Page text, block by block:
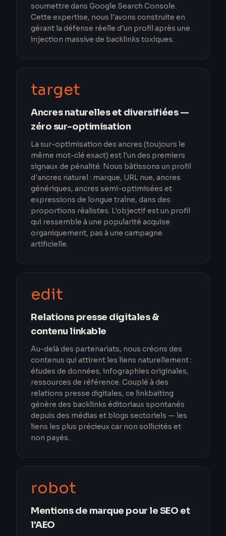
soumettre dans Google Search Console.
Cette expertise, nous l'avons construite en
gérant la défense réelle d'un profil après une
injection massive de backlinks toxiques.
target
Ancres naturelles et diversifiées —
zéro sur-optimisation
La sur-optimisation des ancres (toujours le
même mot-clé exact) est l'un des premiers
signaux de pénalité. Nous bâtissons un profil
d'ancres naturel : marque, URL nue, ancres
génériques, ancres semi-optimisées et
expressions de longue traîne, dans des
proportions réalistes. L'objectif est un profil
qui ressemble à une popularité acquise
organiquement, pas à une campagne
artificielle.
edit
Relations presse digitales &
contenu linkable
Au-delà des partenariats, nous créons des
contenus qui attirent les liens naturellement :
études de données, infographies originales,
ressources de référence. Couplé à des
relations presse digitales, ce linkbaiting
génère des backlinks éditoriaux spontanés
depuis des médias et blogs sectoriels — les
liens les plus précieux car non sollicités et
non payés.
robot
Mentions de marque pour le SEO et
l'AEO